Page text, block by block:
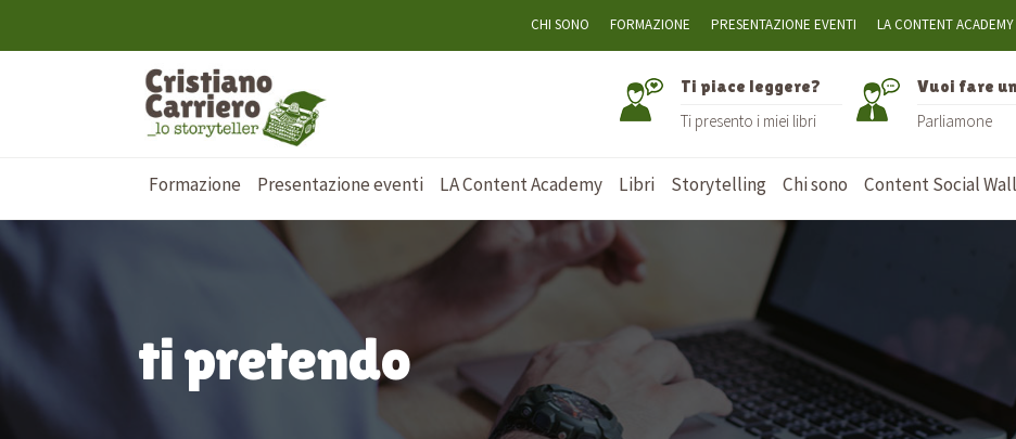
CHI SONO FORMAZIONE PRESENTAZIONE EVENTI LA CONTENT ACADEMY
Vuoi fare
Parliamone
Ti piace leggere?
Ti presento i miei libri
Formazione Presentazione eventi LA Content Academy Libri Storytelling Chi sono Content Social Wall
ti pretendo